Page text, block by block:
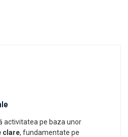
activitatea pe baza unor
clare, fundamentate pe